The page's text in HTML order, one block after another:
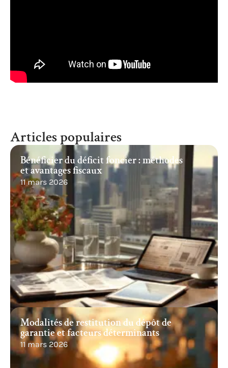
Articles populaires
Bénéficier du déficit foncier : méthodes
et avantages fiscaux
11 mars 2026
Modalités de restitution du dépôt de
garantie et facteurs déterminants
11 mars 2026